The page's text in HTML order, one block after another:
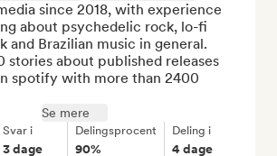
since 2018, with experience
about psychedelic rock, lo-fi
and Brazilian music in general.
stories about published releases
spotify with more than 2400
Se mere
Svar i
3 dage
Delingsprocent
90%
Deling i
4 dage